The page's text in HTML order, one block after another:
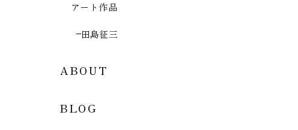
アート作品
田島征三
ABOUT
BLOG